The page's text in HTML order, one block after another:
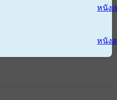
หนังเ
หนัง